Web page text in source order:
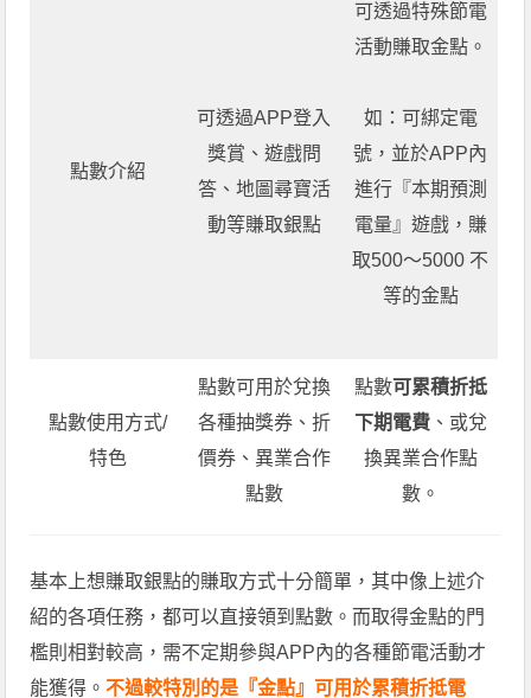
點數介紹
可透過APP登入
獎賞、遊戲問
答、地圖尋寶活
動等賺取銀點
可透過特殊節電
活動賺取金點。
如：可綁定電
號，並於APP內
進行『本期預測
電量』遊戲，賺
取500～5000 不
等的金點
點數使用方式/
特色
點數可用於兌換
各種抽獎券、折
價券、異業合作
點數
點數可累積折抵
下期電費、或兌
換異業合作點
數。
基本上想賺取銀點的賺取方式十分簡單，其中像上述介
紹的各項任務，都可以直接領到點數。而取得金點的門
檻則相對較高，需不定期參與APP內的各種節電活動才
能獲得。不過較特別的是『金點』可用於累積折抵電